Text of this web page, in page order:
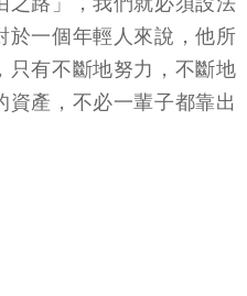
於一個年輕人來說，他所
只有不斷地努力，不斷地
資產，不必一輩子都靠出